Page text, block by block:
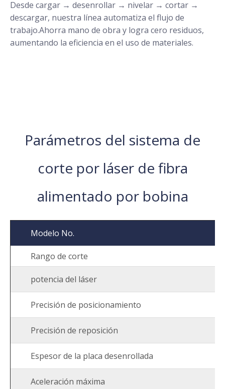
Desde cargar → desenrollar → nivelar → cortar →
descargar, nuestra línea automatiza el flujo de
trabajo.Ahorra mano de obra y logra cero residuos,
aumentando la eficiencia en el uso de materiales.
Parámetros del sistema de
corte por láser de fibra
alimentado por bobina
Modelo No.
Rango de corte
potencia del láser
Precisión de posicionamiento
Precisión de reposición
Espesor de la placa desenrollada
Aceleración máxima